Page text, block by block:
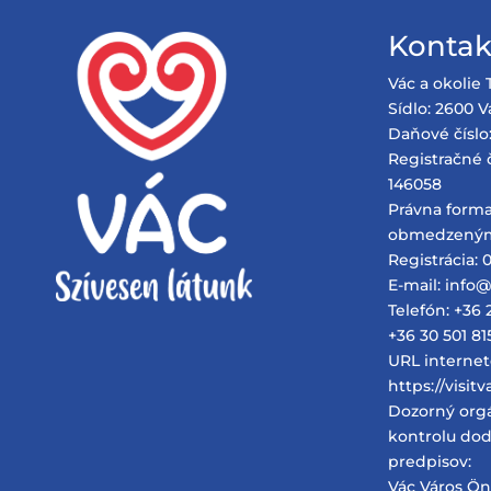
Vác a okolie
Sídlo: 2600
Daňové
Registračné
146058
Právna
Registrácia:
E-mail:
Telefón: +36
+36 30 501
URL
https://
Dozorný
kontrolu
predpisov:
Vác Város